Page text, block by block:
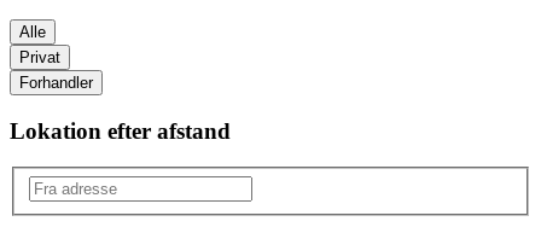
Alle
Privat
Forhandler
Lokation efter afstand